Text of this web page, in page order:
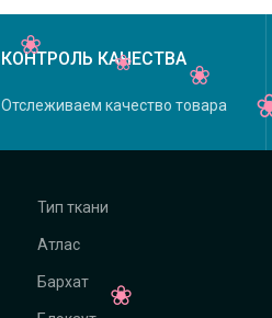
КОНТРОЛЬ КАЧЕСТВА
Отслеживаем качество товара
Тип ткани
Атлас
Бархат